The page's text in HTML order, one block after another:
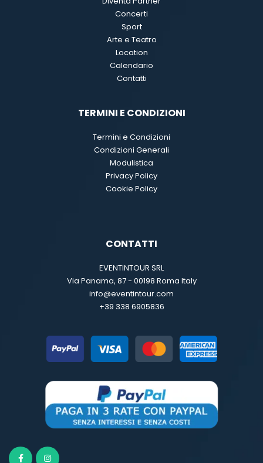
Concerti
Sport
Arte e Teatro
Location
Calendario
Contatti
TERMINI E CONDIZIONI
Termini e Condizioni
Condizioni Generali
Modulistica
Privacy Policy
Cookie Policy
CONTATTI
EVENTINTOUR SRL
Via Panama, 87 - 00198 Roma Italy
info@eventintour.com
+39 338 6905836